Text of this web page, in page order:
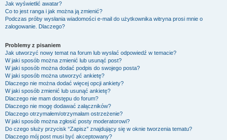
Jak wyświetlić awatar?
Co to jest ranga i jak można ją zmienić?
Podczas próby wysłania wiadomości e-mail do użytkownika witryna prosi mnie o
zalogowanie. Dlaczego?
Problemy z pisaniem
Jak utworzyć nowy temat na forum lub wysłać odpowiedź w temacie?
W jaki sposób można zmienić lub usunąć post?
W jaki sposób można dodać podpis do swojego posta?
W jaki sposób można utworzyć ankietę?
Dlaczego nie można dodać więcej opcji ankiety?
W jaki sposób zmienić lub usunąć ankietę?
Dlaczego nie mam dostępu do forum?
Dlaczego nie mogę dodawać załączników?
Dlaczego otrzymałem/otrzymałam ostrzeżenie?
W jaki sposób można zgłosić posty moderatorowi?
Do czego służy przycisk “Zapisz” znajdujący się w oknie tworzenia tematu?
Dlaczego mój post musi być akceptowany?